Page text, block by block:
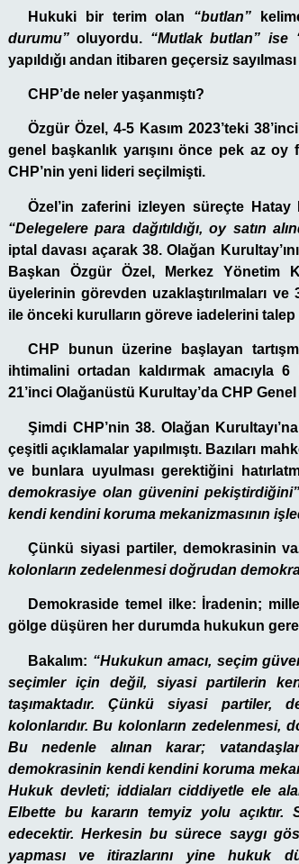
Hukuki bir terim olan “butlan”
durumu”oluyordu. “Mutlak butlan” ise
yapıldığı andan itibaren geçersiz
CHP’de neler yaşanmıştı?
Özgür Özel, 4-5 Kasım 2023’teki
genel başkanlık yarışını önce pek az
CHP’nin yeni lideri seçilmişti.
Özel’in zaferini izleyen süreçte
“Delegelere para dağıtıldığı, oy satın
iptal davası açarak 38. Olağan
Başkan Özgür Özel, Merkez
üyelerinin görevden uzaklaştırılmaları
ile önceki kurulların göreve iadelerini
CHP bunun üzerine başlayan
ihtimalini ortadan kaldırmak amacıyla
21’inci Olağanüstü Kurultay’da CHP
Şimdi CHP’nin 38. Olağan
çeşitli açıklamalar yapılmıştı. Bazıları
ve bunlara uyulması gerektiğini
demokrasiye olan güvenini pekiştirdiğini”
kendi kendini koruma mekanizmasının
Çünkü siyasi partiler, demokrasinin
kolonların zedelenmesi doğrudan
Demokraside temel ilke: İradenin;
gölge düşüren her durumda hukukun
Bakalım: “Hukukun amacı, seçim
seçimler için değil, siyasi partilerin
taşımaktadır. Çünkü siyasi partiler,
kolonlarıdır. Bu kolonların zedelenmesi,
Bu nedenle alınan karar;
demokrasinin kendi kendini koruma
Hukuk devleti; iddiaları ciddiyetle ele
Elbette bu kararın temyiz yolu
edecektir. Herkesin bu sürece saygı
yapması ve itirazlarını yine hukuk